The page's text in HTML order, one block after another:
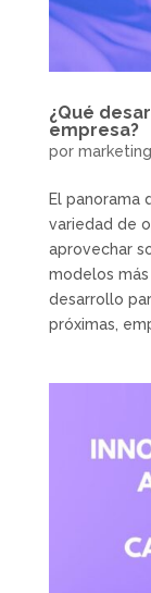
¿Qué
empresa?
por marketing
El
variedad de
aprovechar
modelos
desarrollo
próximas,